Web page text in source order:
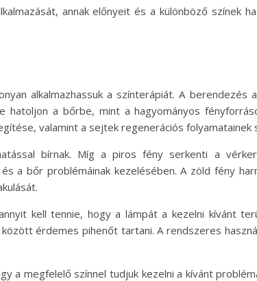
annak előnyeit és a különböző színek
alkalmazhassuk a színterápiát. A berendezés
a bőrbe, mint a hagyományos
valamint a sejtek regenerációs folyamatainek
bírnak. Míg a piros fény serkenti a
a bőr problémáinak kezelésében. A zöld fény
kell tennie, hogy a lámpát a kezelni kívánt
érdemes pihenőt tartani. A rendszeres
a megfelelő színnel tudjuk kezelni a kívánt